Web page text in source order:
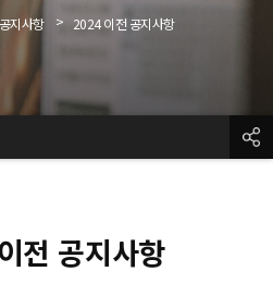
공지사항 > 2024 이전 공지사항
전 공지사항